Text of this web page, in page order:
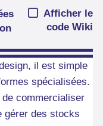
Afficher le
code Wiki